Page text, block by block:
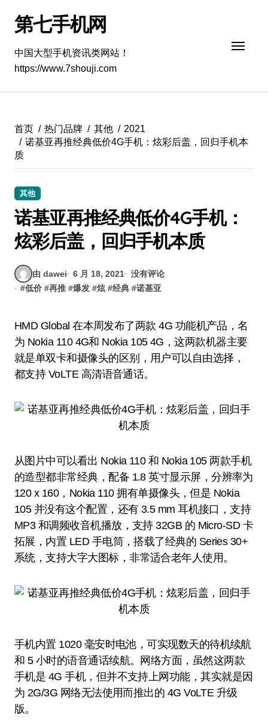
第七手机网
中国大型手机资讯类网站！
https://www.7shouji.com
首页 热门品牌 其他
2021
诺基亚再推经典低价4G手机：炫彩后盖，回归手机本
质
其他
诺基亚再推经典低价4G手机：
炫彩后盖，回归手机本质
由 dawei 6 月 18, 2021
没有评论
#低价 #再推 #爆发 #炫 #经典 #诺基亚
HMD Global 在本周发布了两款 4G 功能机产品，名
为 Nokia 110 4G和 Nokia 105 4G，这两款机器主要
就是单双卡和摄像头的区别，用户可以自由选择，
都支持 VoLTE 高清语音通话。
从图片中可以看出 Nokia 110 和 Nokia 105 两款手机
的造型都非常经典，配备 1.8 英寸显示屏，分辨率为
120 x 160，Nokia 110 拥有单摄像头，但是 Nokia
105 并没有这个配置，还有 3.5 mm 耳机接口，支持
MP3 和调频收音机播放，支持 32GB 的 Micro-SD 卡
拓展，内置 LED 手电筒，搭载了经典的 Series 30+
系统，支持大字大图标，非常适合老年人使用。
手机内置 1020 毫安时电池，可实现数天的待机续航
和 5 小时的语音通话续航。网络方面，虽然这两款
手机是 4G 手机，但并不支持上网功能，其实就是因
为 2G/3G 网络无法使用而推出的 4G VoLTE 升级
版。